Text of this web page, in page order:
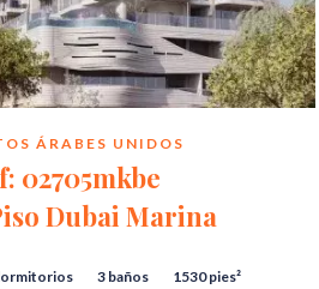
ÁRABES UNIDOS
02705mkbe
Dubai Marina
3 baños 1530 pies²